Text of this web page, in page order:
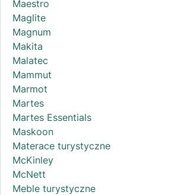
Maestro
Maglite
Magnum
Makita
Malatec
Mammut
Marmot
Martes
Martes Essentials
Maskoon
Materace turystyczne
McKinley
McNett
Meble turystyczne